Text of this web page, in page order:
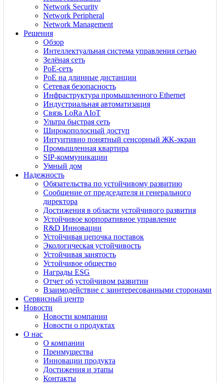
Network Security
Network Peripheral
Network Management
Решения
Обзор
Интеллектуальная система управления сетью
Зелёная сеть
PoE-сеть
PoE на длинные дистанции
Сетевая безопасность
Инфраструктура промышленного Ethernet
Индустриальная автоматизация
Связь LoRa AIoT
Ультра быстрая сеть
Широкополосный доступ
Интуитивно понятный сенсорный ЖК-экран
Промышленная квартира
SIP-коммуникации
Умный дом
Надежность
Обязательства по устойчивому развитию
Сообщение от председателя и генерального
директора
Достижения в области устойчивого развития
Устойчивое корпоративное управление
R&D Инновации
Устойчивая цепочка поставок
Экологическая устойчивость
Устойчивая занятость
Устойчивое общество
Награды ESG
Отчет об устойчивом развитии
Взаимодействие с заинтересованными сторонами
Сервисный центр
Новости
Новости компании
Новости о продуктах
О нас
О компании
Преимущества
Инновации продукта
Достижения и этапы
Контакты